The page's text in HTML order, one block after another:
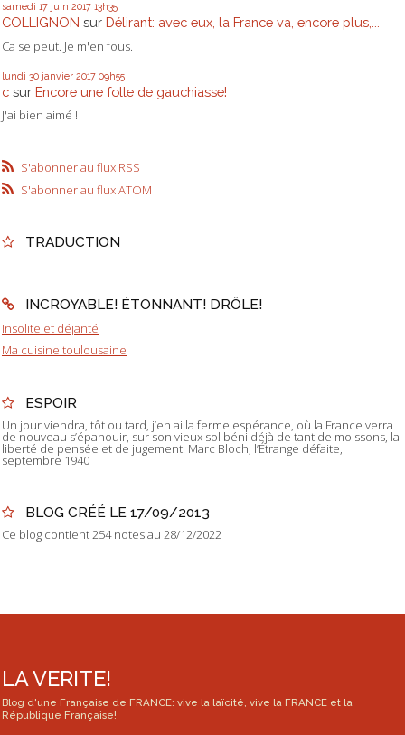
samedi 17 juin 2017 13h35
COLLIGNON sur Délirant: avec eux, la France va, encore plus,...
Ca se peut. Je m'en fous.
lundi 30 janvier 2017 09h55
c sur Encore une folle de gauchiasse!
J'ai bien aimé !
S'abonner au flux RSS
S'abonner au flux ATOM
TRADUCTION
INCROYABLE! ÉTONNANT! DRÔLE!
Insolite et déjanté
Ma cuisine toulousaine
ESPOIR
Un jour viendra, tôt ou tard, j’en ai la ferme espérance, où la France verra
de nouveau s’épanouir, sur son vieux sol béni déjà de tant de moissons, la
liberté de pensée et de jugement. Marc Bloch, l’Étrange défaite,
septembre 1940
BLOG CRÉÉ LE 17/09/2013
Ce blog contient 254 notes au 28/12/2022
LA VERITE!
Blog d'une Française de FRANCE: vive la laïcité, vive la FRANCE et la
République Française!